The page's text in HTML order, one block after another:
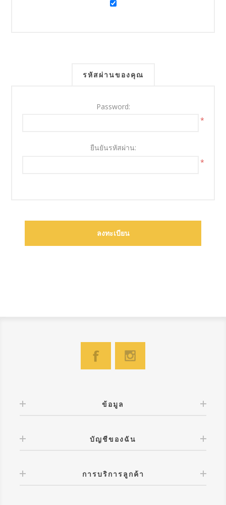
รหัสผ่านของคุณ
Password:
*
ยืนยันรหัสผ่าน:
*
ข้อมูล
บัญชีของฉัน
การบริการลูกค้า